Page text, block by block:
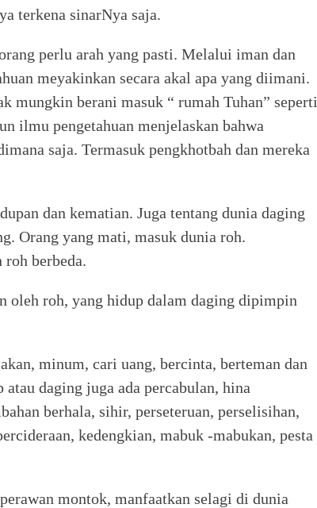
terkena sinarNya saja.
perlu arah yang pasti. Melalui iman dan
meyakinkan secara akal apa yang diimani.
mungkin berani masuk “ rumah Tuhan” seperti
ilmu pengetahuan menjelaskan bahwa
saja. Termasuk pengkhotbah dan mereka
dan kematian. Juga tentang dunia daging
Orang yang mati, masuk dunia roh.
berbeda.
oleh roh, yang hidup dalam daging dipimpin
minum, cari uang, bercinta, berteman dan
daging juga ada percabulan, hina
berhala, sihir, perseteruan, perselisihan,
kedengkian, mabuk -mabukan, pesta
montok, manfaatkan selagi di dunia